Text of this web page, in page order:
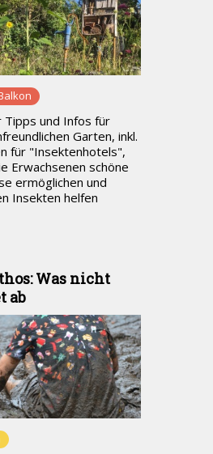
und Infos für
Garten, inkl.
für "Insektenhotels",
Erwachsenen schöne
ermöglichen und
Insekten helfen
Was nicht
ab